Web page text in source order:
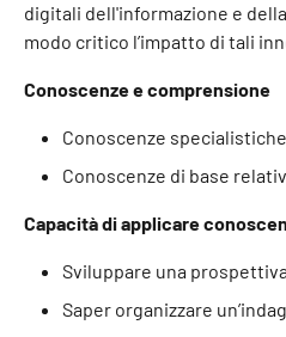
digitali dell'informazione e
modo critico l’impatto di tali
Conoscenze e comprensione
Conoscenze
Conoscenze di base
Capacità di applicare
Sviluppare una
Saper organizzare